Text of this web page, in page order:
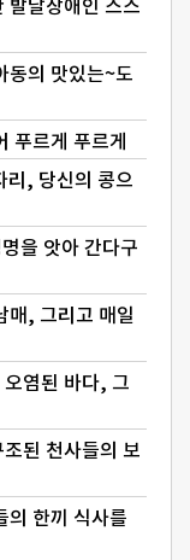
발달장애인 스스
동의 맛있는~도
푸르게 푸르게
리, 당신의 콩으
을 앗아 간다구
매, 그리고 매일
염된 바다, 그
된 천사들의 보
의 한끼 식사를